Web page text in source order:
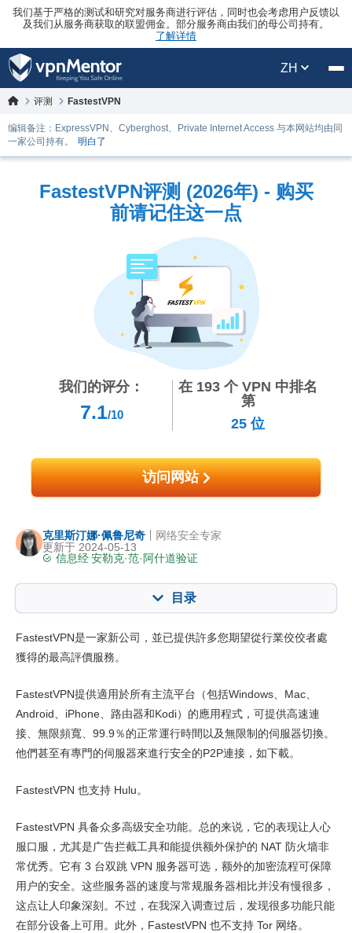
我们基于严格的测试和研究对服务商进行评估，同时也会考虑用户反馈以
及我们从服务商获取的联盟佣金。部分服务商由我们的母公司持有。
了解详情
ZH
评测 FastestVPN
编辑备注：ExpressVPN、Cyberghost、Private Internet Access 与本网站均由同
一家公司持有。
明白了
FastestVPN评测 (2026年) - 购买
前请记住这一点
我们的评分：
7.1/10
在 193 个 VPN 中排名
第
25位
访问网站
克里斯汀娜·佩鲁尼奇
更新于 2024-05-13
信息经 安勒克·范·阿什道验证
网络安全专家
目录
核心功能
定价 7.8
可靠度与客服支持 8.0
FastestVPN是一家新公司，並已提供許多您期望從行業佼佼者處
獲得的最高評價服務。
FastestVPN提供適用於所有主流平台（包括Windows、Mac、
Android、iPhone、路由器和Kodi）的應用程式，可提供高速連
接、無限頻寬、99.9％的正常運行時間以及無限制的伺服器切換。
他們甚至有專門的伺服器來進行安全的P2P連接，如下載。
FastestVPN 也支持 Hulu。
FastestVPN 具备众多高级安全功能。总的来说，它的表现让人心
服口服，尤其是广告拦截工具和能提供额外保护的 NAT 防火墙非
常优秀。它有 3 台双跳 VPN 服务器可选，额外的加密流程可保障
用户的安全。这些服务器的速度与常规服务器相比并没有慢很多，
这点让人印象深刻。不过，在我深入调查过后，发现很多功能只能
在部分设备上可用。此外，FastestVPN 也不支持 Tor 网络。